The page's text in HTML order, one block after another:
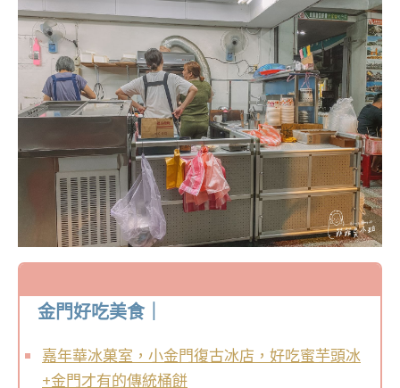
金門好吃美食｜
嘉年華冰菓室，小金門復古冰店，好吃蜜芋頭冰
+金門才有的傳統桶餅